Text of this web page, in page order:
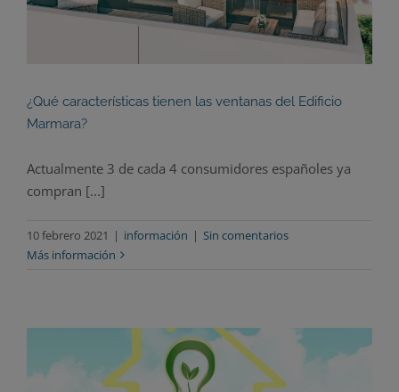
¿Qué características tienen las ventanas del Edificio
Marmara?
Actualmente 3 de cada 4 consumidores españoles ya
compran [...]
10 febrero 2021 | información | Sin comentarios
Más información